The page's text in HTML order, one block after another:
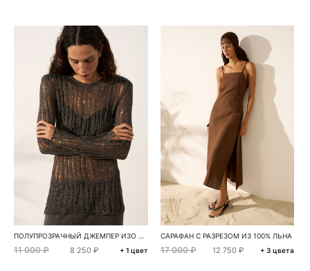
ПОЛУПРОЗРАЧНЫЙ ДЖЕМПЕР ИЗО ЛЬНА
11 000 ₽ 8 250 ₽ + 1 цвет
САРАФАН С РАЗРЕЗОМ ИЗ 100% ЛЬНА
17 000 ₽ 12 750 ₽ + 3 цвета